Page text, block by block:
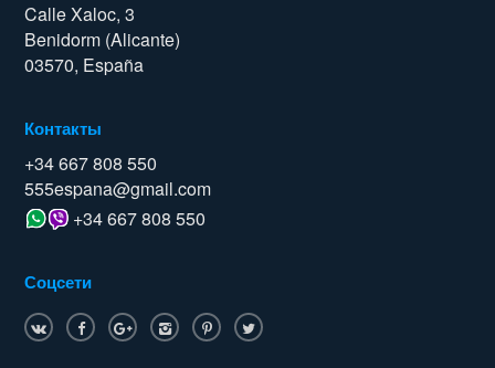
Calle Xaloc, 3
Benidorm (Alicante)
03570, España
Контакты
+34 667 808 550
555espana@gmail.com
+34 667 808 550
Соцсети